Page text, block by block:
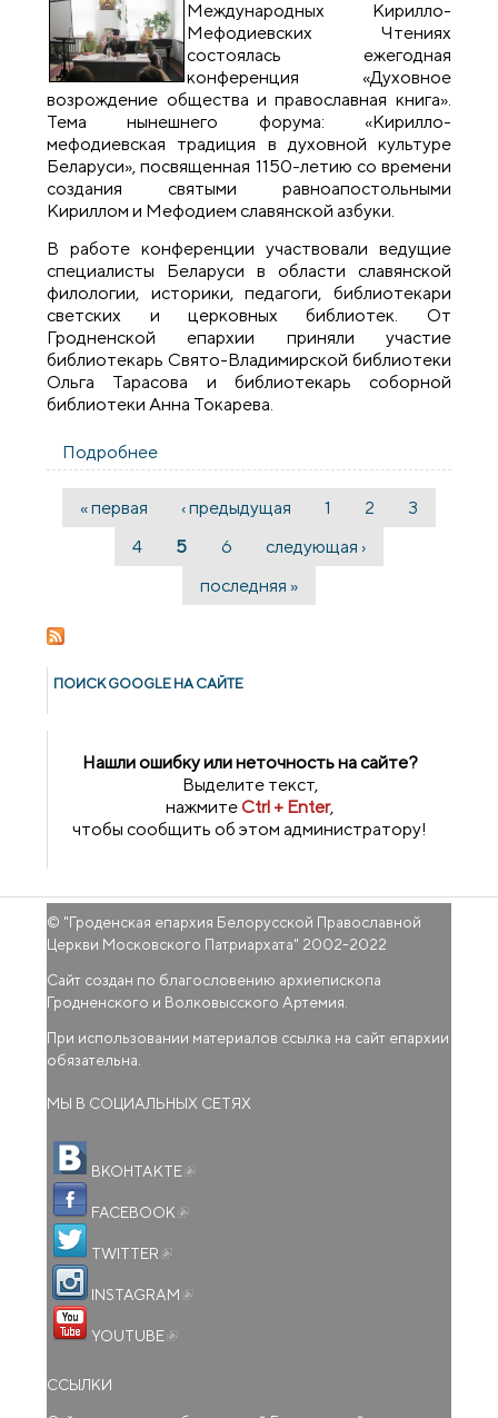
Международных Кирилло-
Мефодиевских Чтениях
состоялась ежегодная
конференция «Духовное
возрождение общества и православная книга».
Тема нынешнего форума: «Кирилло-
мефодиевская традиция в духовной культуре
Беларуси», посвященная 1150-летию со времени
создания святыми равноапостольными
Кириллом и Мефодием славянской азбуки.
В работе конференции участвовали ведущие
специалисты Беларуси в области славянской
филологии, историки, педагоги, библиотекари
светских и церковных библиотек. От
Гродненской епархии приняли участие
библиотекарь Свято-Владимирской библиотеки
Ольга Тарасова и библиотекарь соборной
библиотеки Анна Токарева.
Подробнее
возрождение общества и православная
Страницы
« первая ‹ предыдущая 1 2
3
4
5 6
следующая ›
последняя »
ПОИСК GOОGLE НА САЙТЕ
Нашли ошибку или неточность на сайте?
Выделите текст,
нажмитеCtrl + Enter,
чтобы сообщить об этом администратору!
© "Гроденская епархия Белорусской Православной
Церкви Московского Патриархата" 2002-2022
Сайт создан по благословению архиепископа
Гродненского и Волковысского Артемия.
При использовании материалов ссылка на сайт епархии
обязательна.
МЫ В СОЦИАЛЬНЫХ СЕТЯХ
ВКОНТАКТЕ
FACEBOOK
TWITTER
INSTAGRAM
YOUTUBE
ССЫЛКИ